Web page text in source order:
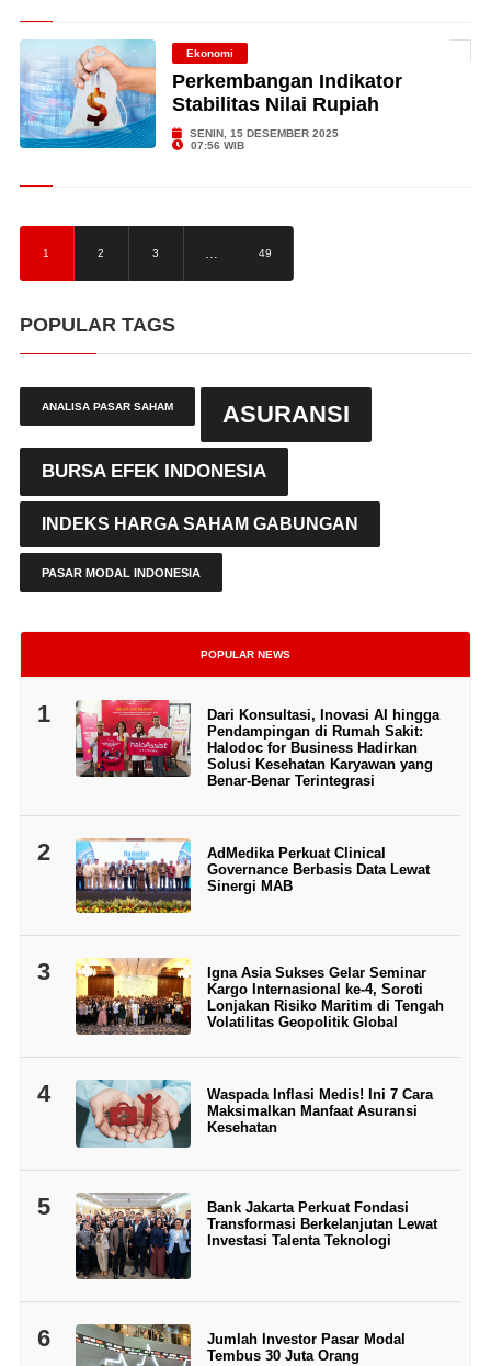
Ekonomi
Perkembangan Indikator
Stabilitas Nilai Rupiah
SENIN, 15 DESEMBER 2025
07:56 WIB
1 2 3 49
POPULAR TAGS
ANALISA PASAR SAHAM ASURANSI
BURSA EFEK INDONESIA
INDEKS HARGA SAHAM GABUNGAN
PASAR MODAL INDONESIA
POPULAR NEWS
1
Dari Konsultasi, Inovasi AI hingga
Pendampingan di Rumah Sakit:
Halodoc for Business Hadirkan
Solusi Kesehatan Karyawan yang
Benar-Benar Terintegrasi
2
AdMedika Perkuat Clinical
Governance Berbasis Data Lewat
Sinergi MAB
3
Igna Asia Sukses Gelar Seminar
Kargo Internasional ke-4, Soroti
Lonjakan Risiko Maritim di Tengah
Volatilitas Geopolitik Global
4
Waspada Inflasi Medis! Ini 7 Cara
Maksimalkan Manfaat Asuransi
Kesehatan
5
Bank Jakarta Perkuat Fondasi
Transformasi Berkelanjutan Lewat
Investasi Talenta Teknologi
6
Jumlah Investor Pasar Modal
Tembus 30 Juta Orang